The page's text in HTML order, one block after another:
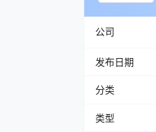
公司
发布日期
分类
类型